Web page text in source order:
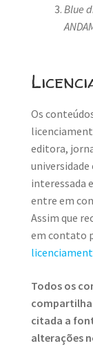
Blue
Os
editora,
interessada
entre em
Assim que
em contato
Todos os
citada a
alterações